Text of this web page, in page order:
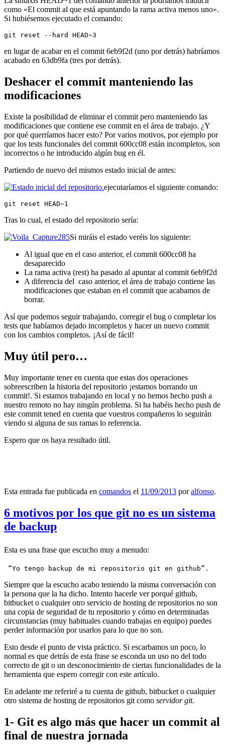
como «El commit al que está apuntando la rama activa menos uno».
Si hubiésemos ejecutado el comando:
git reset --hard HEAD~3
en lugar de acabar en el commit 6eb9f2d (uno por detrás) habríamos
acabado en 63db9fa (tres por detrás).
Deshacer el commit manteniendo las
modificaciones
Existe la posibilidad de eliminar el commit pero manteniendo las
modificaciones que contiene ese commit en el área de trabajo. ¿Y
por qué querríamos hacer esto? Por varios motivos, por ejemplo por
que los tests funcionales del commit 600cc08 están incompletos, son
incorrectos o he introducido algún bug en él.
Partiendo de nuevo del mismos estado inicial de antes:
ejecutaríamos el siguiente comando:
git reset HEAD~1
Tras lo cual, el estado del repositorio sería:
Si miráis el estado veréis los siguiente:
Al igual que en el caso anterior, el commit 600cc08 ha
desaparecido
La rama activa (rest) ha pasado al apuntar al commit 6eb9f2d
A diferencia del caso anterior, el área de trabajo contiene las
modificaciones que estaban en el commit que acabamos de
borrar.
Así que podemos seguir trabajando, corregir el bug o completar los
tests que habíamos dejado incompletos y hacer un nuevo commit
con los cambios completos. ¡Así de fácil!
Muy útil pero…
Muy importante tener en cuenta que estas dos operaciones
sobreescriben la historia del repositorio ¡estamos borrando un
commit!. Si estamos trabajando en local y no hemos hecho push a
nuestro remoto no hay ningún problema. Si ha habéis hecho push de
este commit tened en cuenta que vuestros compañeros lo seguirán
viendo si alguna de sus ramas lo referencia.
Espero que os haya resultado útil.
Esta entrada fue publicada en comandos el 11/09/2013 poralfonso.
6 motivos por los que git no es un sistema
de backup
Esta es una frase que escucho muy a menudo:
“Yo tengo backup de mi repositorio git en github”.
Siempre que la escucho acabo teniendo la misma conversación con
la persona que la ha dicho. Intento hacerle ver porqué github,
bitbucket o cualquier otro servicio de hosting de repositorios no son
una copia de seguridad de tu repositorio y cómo en determinadas
circunstancias (muy habituales cuando trabajas en equipo) puedes
perder información por usarlos para lo que no son.
Esto desde el punto de vista práctico. Si escarbamos un poco, lo
normal es que detrás de esta frase se esconda un uso no del todo
correcto de git o un desconocimiento de ciertas funcionalidades de la
herramienta que espero corregir con este artículo.
En adelante me referiré a tu cuenta de github, bitbucket o cualquier
otro sistema de hosting de repositorios git como servidor git.
1- Git es algo más que hacer un commit al
final de nuestra jornada